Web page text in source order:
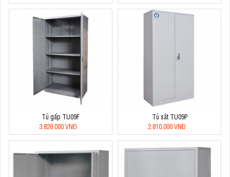
Tủ gấp TU09F
3.820.000 VNĐ
Tủ sắt TU09P
2.810.000 VNĐ